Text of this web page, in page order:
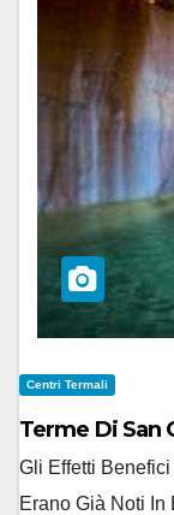
Centri Termali
Terme Di San
Gli Effetti
Erano Già Noti In